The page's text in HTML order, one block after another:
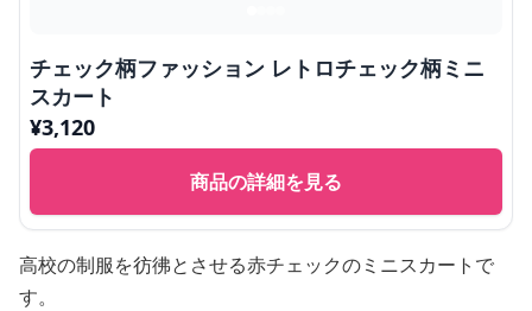
チェック柄ファッション レトロチェック柄ミニ
スカート
¥3,120
商品の詳細を見る
高校の制服を彷彿とさせる赤チェックのミニスカートで
す。